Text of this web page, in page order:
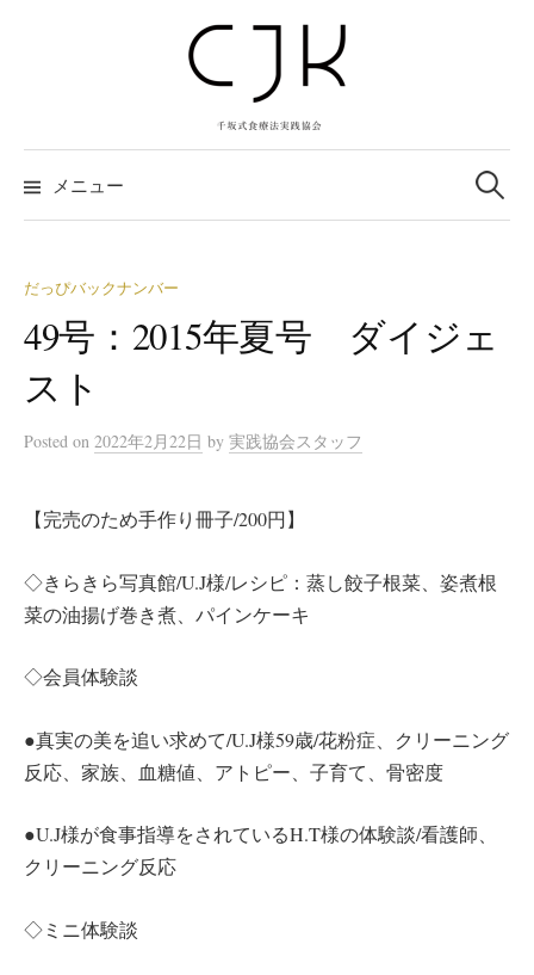
ツ
へ メニュー
検
索:
だっぴバックナンバー
49号：2015年夏号 ダイジェ
スト
Posted on 2022年2月22日 by 実践協会スタッフ
【完売のため手作り冊子/200円】
◇きらきら写真館/U.J様/レシピ：蒸し餃子根菜、姿煮根
菜の油揚げ巻き煮、パインケーキ
◇会員体験談
●真実の美を追い求めて/U.J様59歳/花粉症、クリーニング
反応、家族、血糖値、アトピー、子育て、骨密度
●U.J様が食事指導をされているH.T様の体験談/看護師、
クリーニング反応
◇ミニ体験談